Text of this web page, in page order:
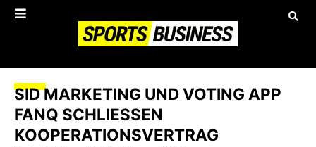
SID MARKETING UND VOTING APP
FANQ SCHLIESSEN K
OOPERATIONSVERTRAG